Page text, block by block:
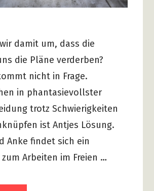
damit um, dass die
die Pläne verderben?
nicht in Frage.
in phantasievollster
trotz Schwierigkeiten
ist Antjes Lösung.
Anke findet sich ein
Arbeiten im Freien …